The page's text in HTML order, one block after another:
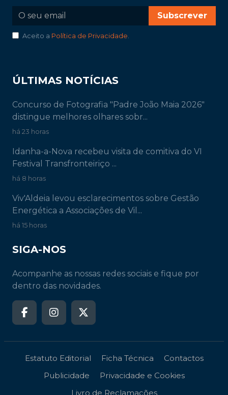
Subscrever
Aceito a Política de Privacidade
ÚLTIMAS NOTÍCIAS
Concurso de Fotografia "Padre João Maia 2026"
distingue melhores olhares sobr...
há 23 horas
Idanha-a-Nova recebeu visita de comitiva do VI
Festival Transfronteiriço ...
há 8 horas
Viv'Aldeia levou esclarecimentos sobre Gestão
Energética a Associações de Vil...
há 15 horas
SIGA-NOS
Acompanhe as nossas redes sociais e fique por
dentro das novidades.
Estatuto Editorial Ficha Técnica
Contactos
Publicidade
Privacidade e Cookies
Livro de Reclamações